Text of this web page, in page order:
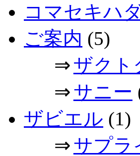
コマセキハ
ご案内 (5)
⇒ザクト
⇒サニー
ザビエル (1)
⇒サプラ